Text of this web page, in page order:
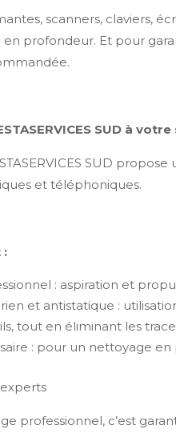
scanners, claviers,
profondeur. Et pour
SUD à
SUD
et téléphoniques.
:
: aspiration et
et antistatique :
tout en éliminant les
: pour un nettoyage
professionnel, c’est